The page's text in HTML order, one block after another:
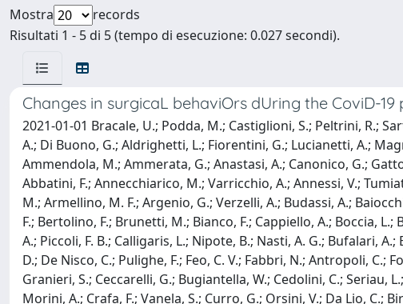
Mostra
records
Risultati 1 - 5 di 5 (tempo di esecuzione: 0.027 secondi).
Changes in surgicaL behaviOrs dUring the CoviD-19
2021-01-01 Bracale, U.; Podda, M.; Castiglioni, S.; Peltrini, R.;
A.; Di Buono, G.; Aldrighetti, L.; Fiorentini, G.; Lucianetti, A.;
Ammendola, M.; Ammerata, G.; Anastasi, A.; Canonico, G.;
Abbatini, F.; Annecchiarico, M.; Varricchio, A.; Annessi, V.;
M.; Armellino, M. F.; Argenio, G.; Verzelli, A.; Budassi, A.;
F.; Bertolino, F.; Brunetti, M.; Bianco, F.; Cappiello, A.; Boccia,
A.; Piccoli, F. B.; Calligaris, L.; Nipote, B.; Nasti, A. G.; Bufalari,
D.; De Nisco, C.; Pulighe, F.; Feo, C. V.; Fabbri, N.; Antropoli, C.;
Granieri, S.; Ceccarelli, G.; Bugiantella, W.; Cedolini, C.; Seriau,
Morini, A.; Crafa, F.; Vanela, S.; Curro, G.; Orsini, V.; Da Lio, C.;